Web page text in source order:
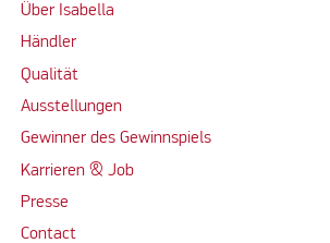
Über Isabella
Händler
Qualität
Ausstellungen
Gewinner des Gewinnspiels
Karrieren & Job
Presse
Contact